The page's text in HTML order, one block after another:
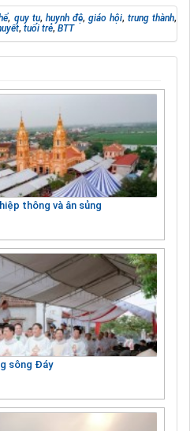
, quy tụ, huynh đệ, giáo hội,trung thành,
, tuổi trẻ, BTT
thông và ân sủng
sông Đáy